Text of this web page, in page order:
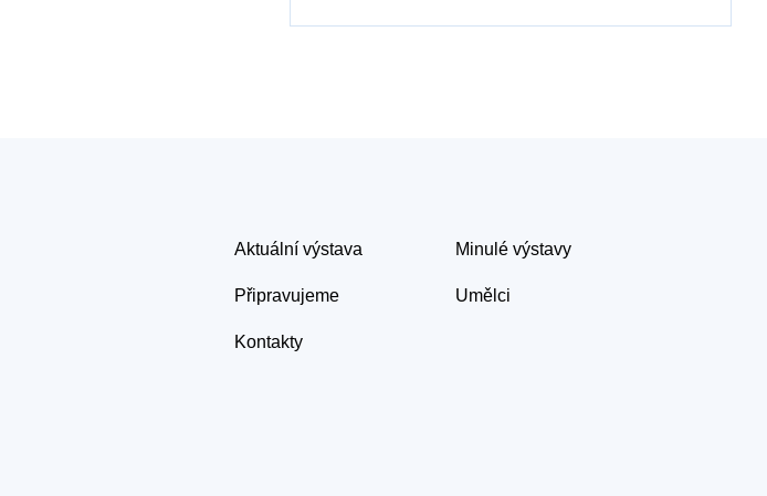
Aktuální výstava
Připravujeme
Kontakty
Minulé výstavy
Umělci